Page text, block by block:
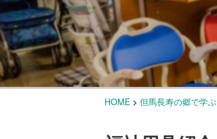
HOME > 但馬長寿の郷で学ぶ